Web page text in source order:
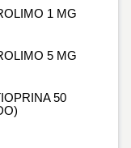
1 MG
5 MG
50